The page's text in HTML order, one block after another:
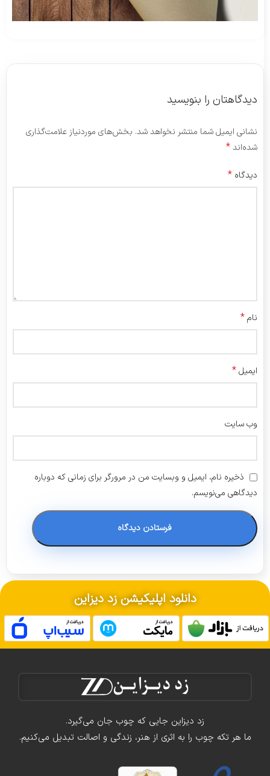
دیدگاهتان را بنویسید
نشانی ایمیل شما منتشر نخواهد شد. بخش‌های موردنیاز علامت‌گذاری
شده‌اند*
دیدگاه *
نام*
ایمیل*
وب‌ سایت
ذخیره نام، ایمیل و وبسایت من در مرورگر برای زمانی که دوباره
دیدگاهی می‌نویسم.
دانلود اپلیکیشن زد دیزاین
زد دیزاین جایی که چوب جان می‌گیرد.
ما هر تکه چوب را به اثری از هنر، زندگی و اصالت تبدیل می‌کنیم.